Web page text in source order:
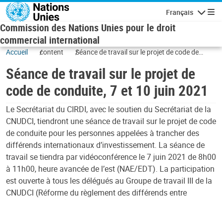
Skip to main content
Français
Commission des Nations Unies pour le droit
commercial international
Accueil content
Séance de travail sur le projet de code de
Séance de travail sur le projet de
code de conduite, 7 et 10 juin 2021
Le Secrétariat du CIRDI, avec le soutien du Secrétariat de la
CNUDCI, tiendront une séance de travail sur le projet de code
de conduite pour les personnes appelées à trancher des
différends internationaux d’investissement. La séance de
travail se tiendra par vidéoconférence le 7 juin 2021 de 8h00
à 11h00, heure avancée de l’est (NAE/EDT). La participation
est ouverte à tous les délégués au Groupe de travail III de la
CNUDCI (Réforme du règlement des différends entre